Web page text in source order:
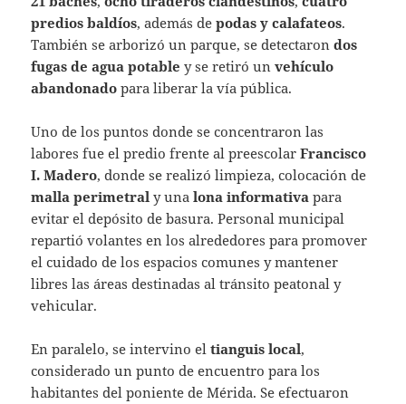
predios baldíos, además depodas y calafateos.
También se arborizó un parque, se detectarondos
fugas de agua potable y se retiró unvehículo
abandonado para liberar la vía pública.
Uno de los puntos donde se concentraron las
labores fue el predio frente al preescolarFrancisco
I. Madero, donde se realizó limpieza, colocación de
malla perimetral y unalona informativa para
evitar el depósito de basura. Personal municipal
repartió volantes en los alrededores para promover
el cuidado de los espacios comunes y mantener
libres las áreas destinadas al tránsito peatonal y
vehicular.
En paralelo, se intervino eltianguis local,
considerado un punto de encuentro para los
habitantes del poniente de Mérida. Se efectuaron